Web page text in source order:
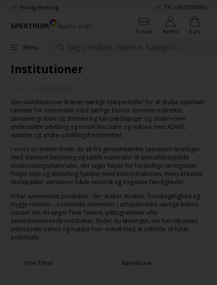
Hurtig levering Tlf.:+4577358786
E-mail Konto Kurv
Menu
Institutioner
Specialinstitutioner kræver særlige hjælpemidler for at skabe optimale
rammer for mennesker med særlige behov. Gennem målrettet
sanseintegration og stimulering kan pædagoger og undervisere
understøtte udvikling og trivsel hos børn og voksne med ADHD,
autisme og andre udviklingsforstyrrelser.
I vores sortiment finder du alt fra gennemtænkte sanserum-løsninger
med dæmpet belysning og taktile materialer til specialdesignede
undervisningsmaterialer, der tager højde for forskellige læringsstile.
Fidget toys og dimseting hjælper med koncentrationen, mens kreative
skolepakker stimulerer både motorik og kognitive færdigheder.
Vi har sammensat produkter, der skaber struktur, forudsigelighed og
trygge rammer - essentielle elementer i arbejdet med særlige behov.
Uanset om du søger Time Timere, piktogrammer eller
sansestimulerende redskaber, finder du løsninger, der kan tilpasses
individuelle behov og hjælpe hver enkelt med at udfolde sit fulde
potentiale.
Time Timer Børnehave